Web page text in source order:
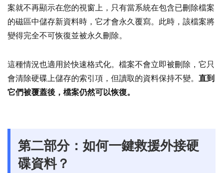
案就不再顯示在您的視窗上，只有當系統在包含已刪除檔案
的磁區中儲存新資料時，它才會永久覆寫。此時，該檔案將
變得完全不可恢復並被永久刪除。
這種情況也適用於快速格式化。檔案不會立即被刪除，它只
會清除硬碟上儲存的索引項，但讀取的資料保持不變。 直到
它們被覆蓋後，檔案仍然可以恢復。
第二部分：如何一鍵救援外接硬
碟資料？